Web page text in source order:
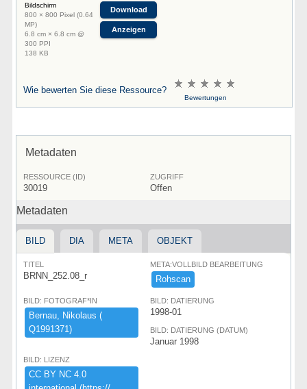
Bildschirm
800 × 800 Pixel (0.64
MP)
6.8 cm × 6.8 cm @
300 PPI
138 KB
Download
Anzeigen
Wie bewerten Sie diese Ressource?
Bewertungen
Metadaten
RESSOURCE (ID)
30019
ZUGRIFF
Offen
Metadaten
BILD DIA META OBJEKT
TITEL
BRNN_252.08_r
META:VOLLBILD BEARBEITUNG
Rohscan
BILD: FOTOGRAF*IN
Bernau,​ ​Nikolaus ​(​
Q1991371)​
BILD: DATIERUNG
1998-01
BILD: DATIERUNG (DATUM)
Januar 1998
BILD: LIZENZ
CC ​BY ​NC ​4.​0 ​